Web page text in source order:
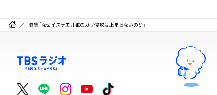
特集「なぜイスラエル軍のガザ侵攻は止まらないのか」